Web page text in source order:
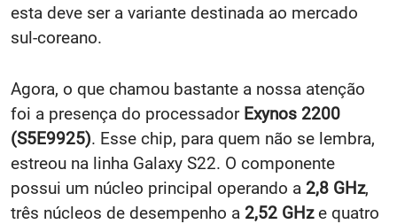
esta deve ser a variante destinada ao mercado
sul-coreano.
Agora, o que chamou bastante a nossa atenção
foi a presença do processador Exynos 2200
(S5E9925). Esse chip, para quem não se lembra,
estreou na linha Galaxy S22. O componente
possui um núcleo principal operando a 2,8 GHz,
três núcleos de desempenho a 2,52 GHze quatro